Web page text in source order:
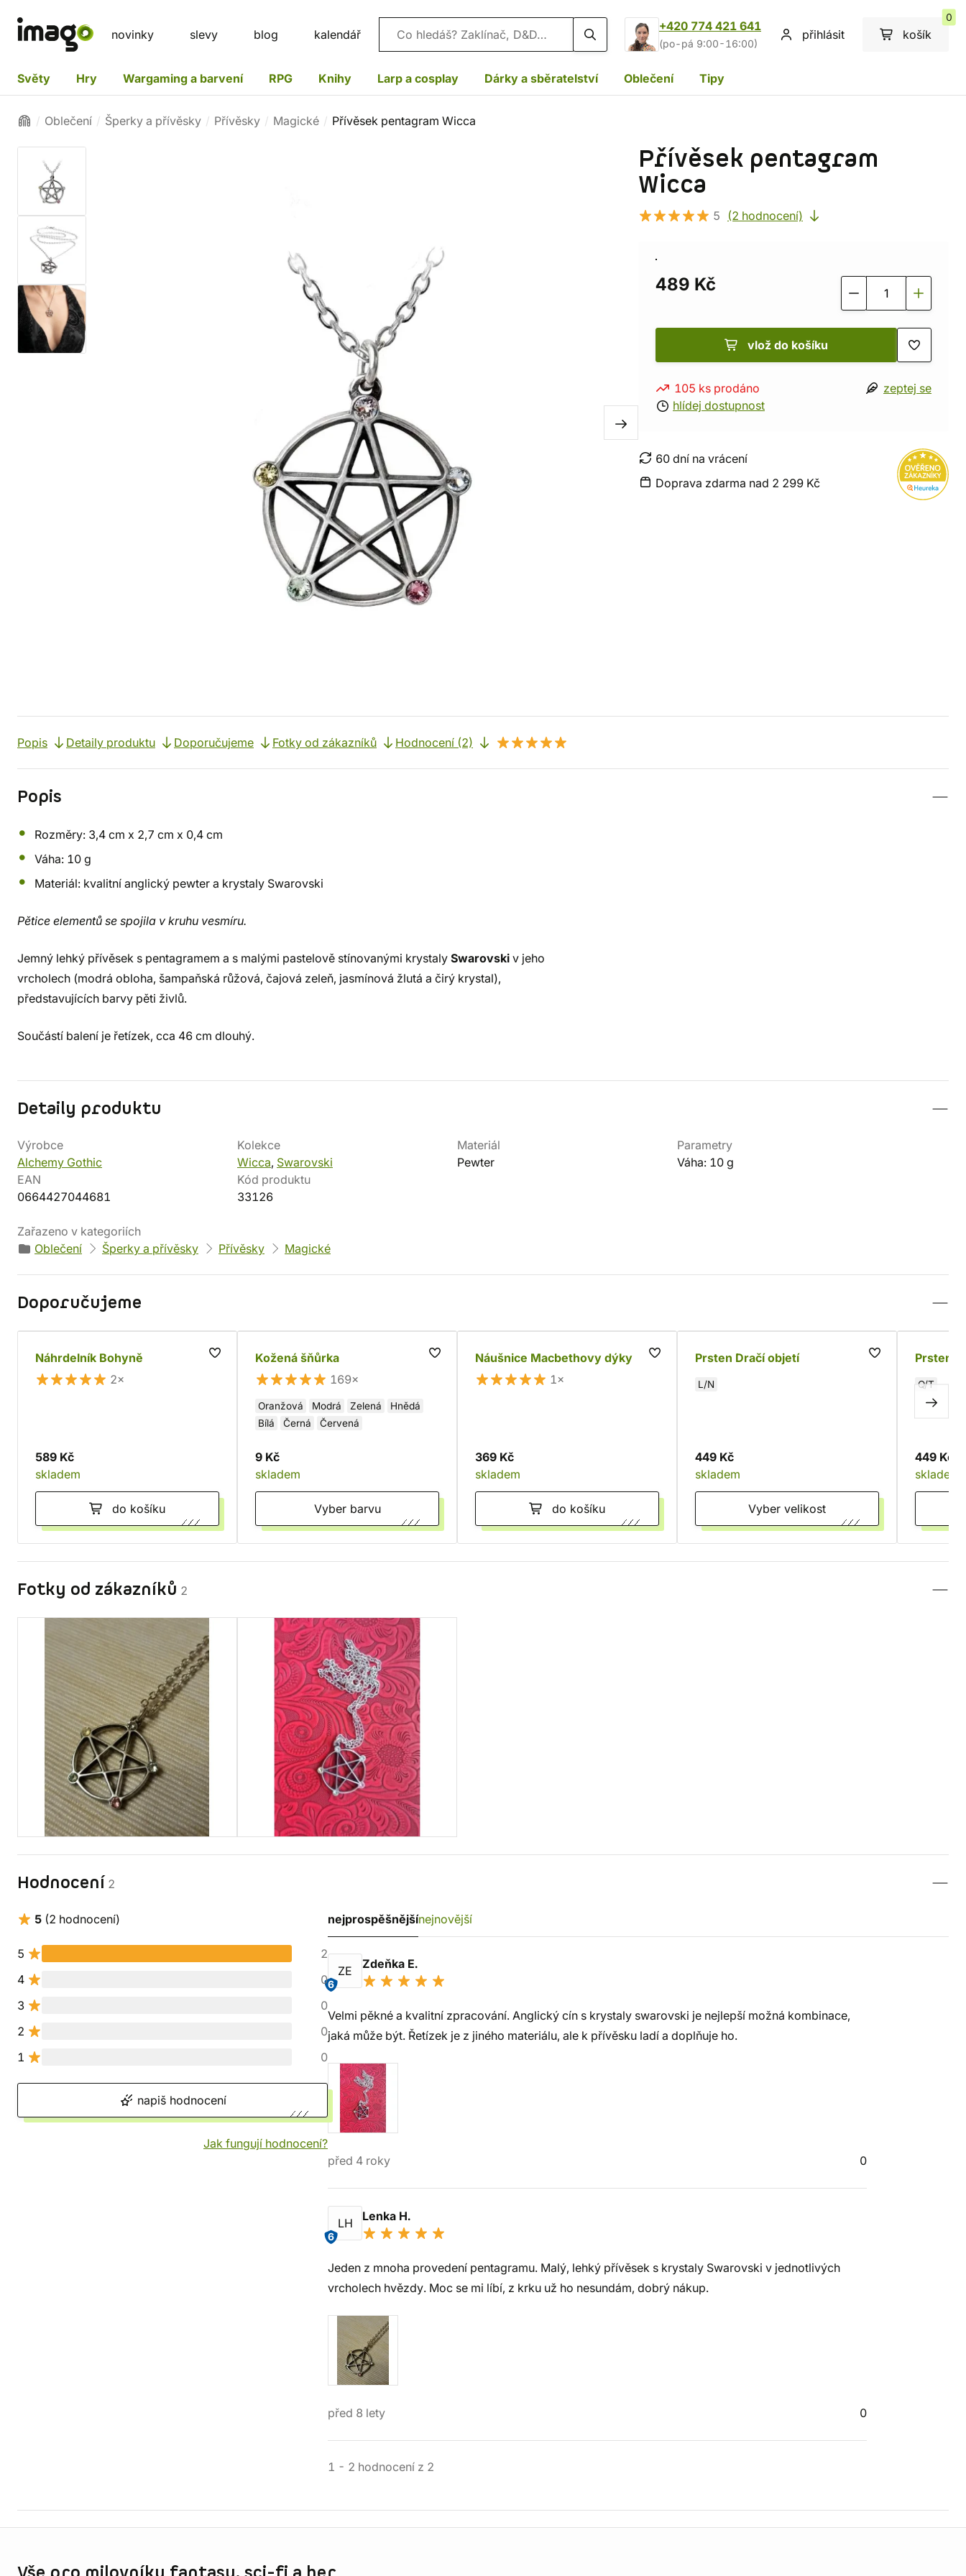
novinky slevy blog kalendář Vyhledávání
+420 774 421 641
(po-pá 9:00-16:00)
přihlásit košík
0
Světy Hry Wargaming a barvení RPG Knihy Larp a cosplay Dárky a sběratelství Oblečení Tipy
Oblečení Šperky a přívěsky Přívěsky Magické Přívěsek pentagram Wicca
Přívěsek pentagram
Wicca
5 (2 hodnocení)
489 Kč
vlož do košíku
105 ks prodáno
hlídej dostupnost
zeptej se
60 dní na vrácení
Doprava zdarma nad 2 299 Kč
Popis Detaily produktu Doporučujeme Fotky od zákazníků Hodnocení (2)
Popis
Rozměry: 3,4 cm x 2,7 cm x 0,4 cm
Váha: 10 g
Materiál: kvalitní anglický pewter a krystaly Swarovski
Pětice elementů se spojila v kruhu vesmíru.
Jemný lehký přívěsek s pentagramem a s malými pastelově stínovanými krystaly Swarovski v jeho
vrcholech (modrá obloha, šampaňská růžová, čajová zeleň, jasmínová žlutá a čirý krystal),
představujících barvy pěti živlů.
Součástí balení je řetízek, cca 46 cm dlouhý.
Detaily produktu
Výrobce
Alchemy Gothic
Kolekce
Wicca, Swarovski
Materiál
Pewter
Parametry
Váha: 10 g
EAN
0664427044681
Kód produktu
33126
Zařazeno v kategoriích
Oblečení
Šperky a přívěsky Přívěsky Magické
Doporučujeme
Náhrdelník Bohyně
2×
589 Kč
skladem
do košíku
Kožená šňůrka
169×
Oranžová Modrá Zelená
Hnědá
Bílá
Černá Červená
9 Kč
skladem
Vyber barvu
Náušnice Macbethovy dýky
1×
369 Kč
skladem
do košíku
Prsten Dračí objetí
L/N
449 Kč
skladem
Vyber velikost
Prsten
Q/T
449 Kč
skladem
Fotky od zákazníků 2
Hodnocení 2
5 (2 hodnocení)
5
2
4
0
3
0
2
0
1
0
napiš hodnocení
Jak fungují hodnocení?
nejprospěšnějšínejnovější
ZE
6
Zdeňka E.
Velmi pěkné a kvalitní zpracování. Anglický cín s krystaly swarovski je nejlepší možná kombinace,
jaká může být. Řetízek je z jiného materiálu, ale k přívěsku ladí a doplňuje ho.
před 4 roky 0
LH
6
Lenka H.
Jeden z mnoha provedení pentagramu. Malý, lehký přívěsek s krystaly Swarovski v jednotlivých
vrcholech hvězdy. Moc se mi líbí, z krku už ho nesundám, dobrý nákup.
před 8 lety 0
1 - 2 hodnocení z 2